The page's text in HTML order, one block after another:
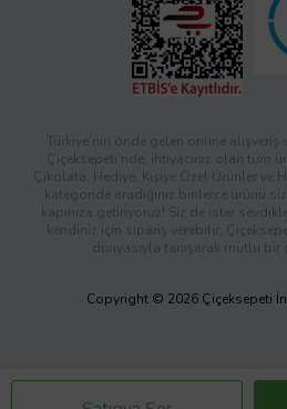
Türkiye’nin önde gelen online
Çiçeksepeti’nde, ihtiyacınız olan tüm
Çikolata, Hediye, Kişiye Özel Ürünler ve
kategoride aradığınız binlerce ürünü
kapınıza getiriyoruz! Siz de ister
kendiniz için sipariş verebilir;
dünyasıyla tanışarak mutlu bir
Copyright © 2026 Çiçeksepeti